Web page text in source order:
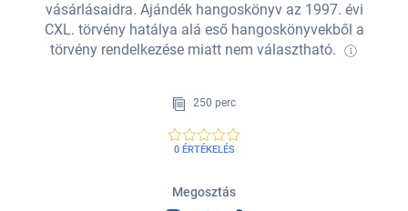
vásárlásaidra. Ajándék hangoskönyv az 1997. évi
CXL. törvény hatálya alá eső hangoskönyvekből a
törvény rendelkezése miatt nem választható.
250 perc
0 ÉRTÉKELÉS
Megosztás